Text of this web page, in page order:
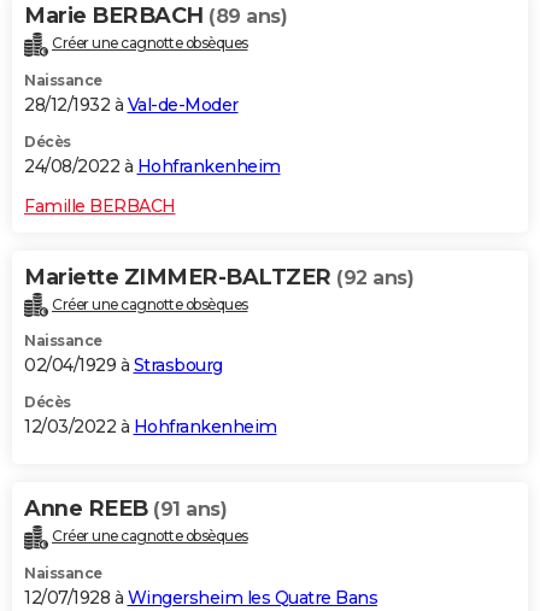
Marie BERBACH (89 ans)
Créer une cagnotte obsèques
Naissance
28/12/1932 à Val-de-Moder
Décès
24/08/2022 à Hohfrankenheim
Famille BERBACH
Mariette ZIMMER-BALTZER (92 ans)
Créer une cagnotte obsèques
Naissance
02/04/1929 à Strasbourg
Décès
12/03/2022 à Hohfrankenheim
Anne REEB (91 ans)
Créer une cagnotte obsèques
Naissance
12/07/1928 à Wingersheim les Quatre Bans